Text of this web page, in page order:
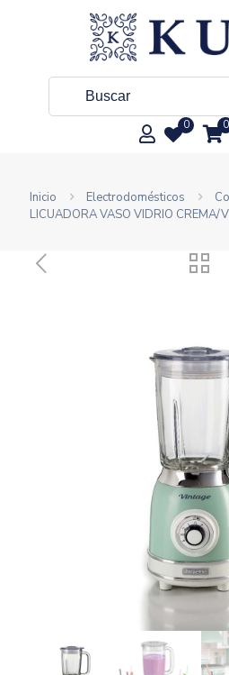
0 0
Inicio Electrodomésticos
LICUADORA VASO VIDRIO CREMA/